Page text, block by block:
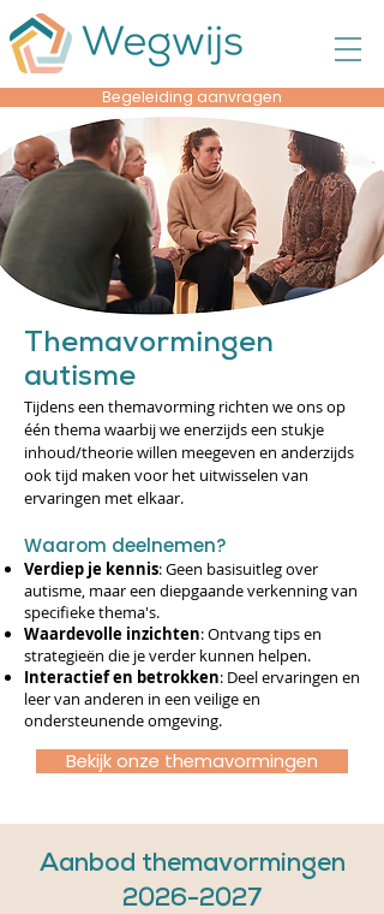
Begeleiding aanvragen
Themavormingen
autisme
Tijdens een themavorming richten we ons op
één thema waarbij we enerzijds een stukje
inhoud/theorie willen meegeven en anderzijds
ook tijd maken voor het uitwisselen van
ervaringen met elkaar.
Waarom deelnemen?
Verdiep je kennis: Geen basisuitleg over
autisme, maar een diepgaande verkenning van
specifieke thema's.
Waardevolle inzichten: Ontvang tips en
strategieën die je verder kunnen helpen.
Interactief en betrokken: Deel ervaringen en
leer van anderen in een veilige en
ondersteunende omgeving.
Bekijk onze themavormingen
Aanbod themavormingen
2026-2027